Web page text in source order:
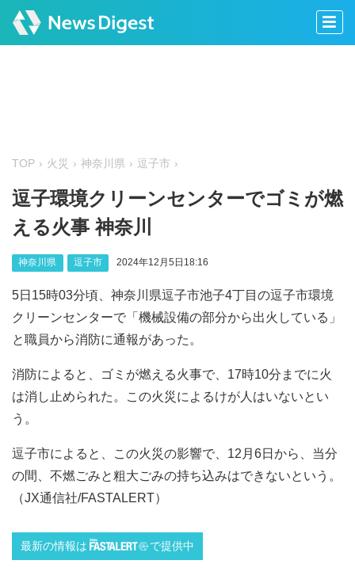
TOP 火災 神奈川県 逗子市
逗子環境クリーンセンターでゴミが燃
える火事 神奈川
神奈川県 逗子市 2024年12月5日18:16
5日15時03分頃、神奈川県逗子市池子4丁目の逗子市環境
クリーンセンターで「機械設備の部分から出火している」
と職員から消防に通報があった。
消防によると、ゴミが燃える火事で、17時10分までに火
は消し止められた。この火災によるけが人はいないとい
う。
逗子市によると、この火災の影響で、12月6日から、当分
の間、不燃ごみと粗大ごみの持ち込みはできないという。
（JX通信社/FASTALERT）
最新の情報は で提供中